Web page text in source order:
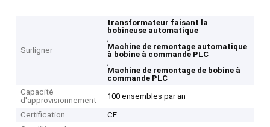
Surligner
transformateur faisant la
bobineuse automatique
,
Machine de remontage automatique
à bobine à commande PLC
,
Machine de remontage de bobine à
commande PLC
Capacité
d'approvisionnement
100 ensembles par an
Certification
CE